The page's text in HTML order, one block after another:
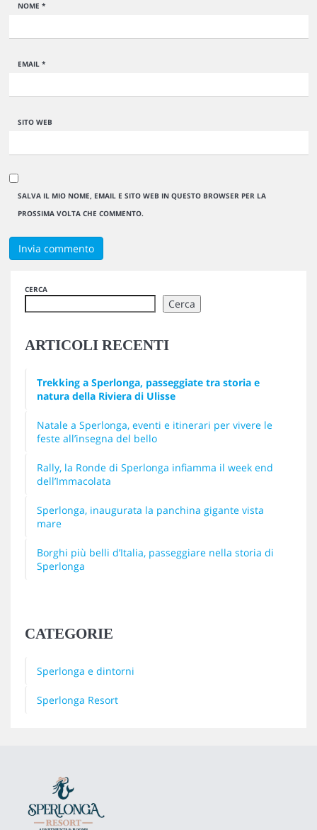
NOME *
EMAIL *
SITO WEB
SALVA IL MIO NOME, EMAIL E SITO WEB IN QUESTO BROWSER PER LA
PROSSIMA VOLTA CHE COMMENTO.
CERCA
Cerca
ARTICOLI RECENTI
Trekking a Sperlonga, passeggiate tra storia e
natura della Riviera di Ulisse
Natale a Sperlonga, eventi e itinerari per vivere le
feste all’insegna del bello
Rally, la Ronde di Sperlonga infiamma il week end
dell’Immacolata
Sperlonga, inaugurata la panchina gigante vista
mare
Borghi più belli d’Italia, passeggiare nella storia di
Sperlonga
CATEGORIE
Sperlonga e dintorni
Sperlonga Resort